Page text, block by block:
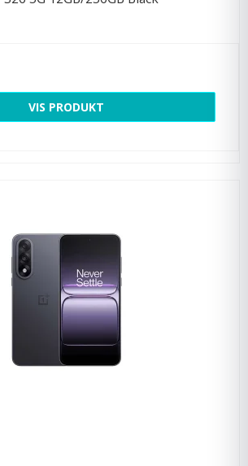
VIS PRODUKT